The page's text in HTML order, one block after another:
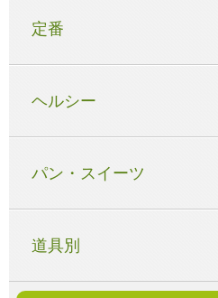
定番
ヘルシー
パン・スイーツ
道具別